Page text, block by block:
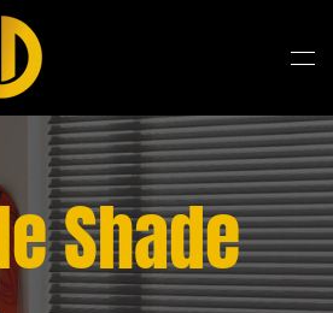
Shade